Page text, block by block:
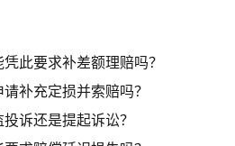
此要求补差额理赔吗？
补充定损并索赔吗？
诉还是提起诉讼？